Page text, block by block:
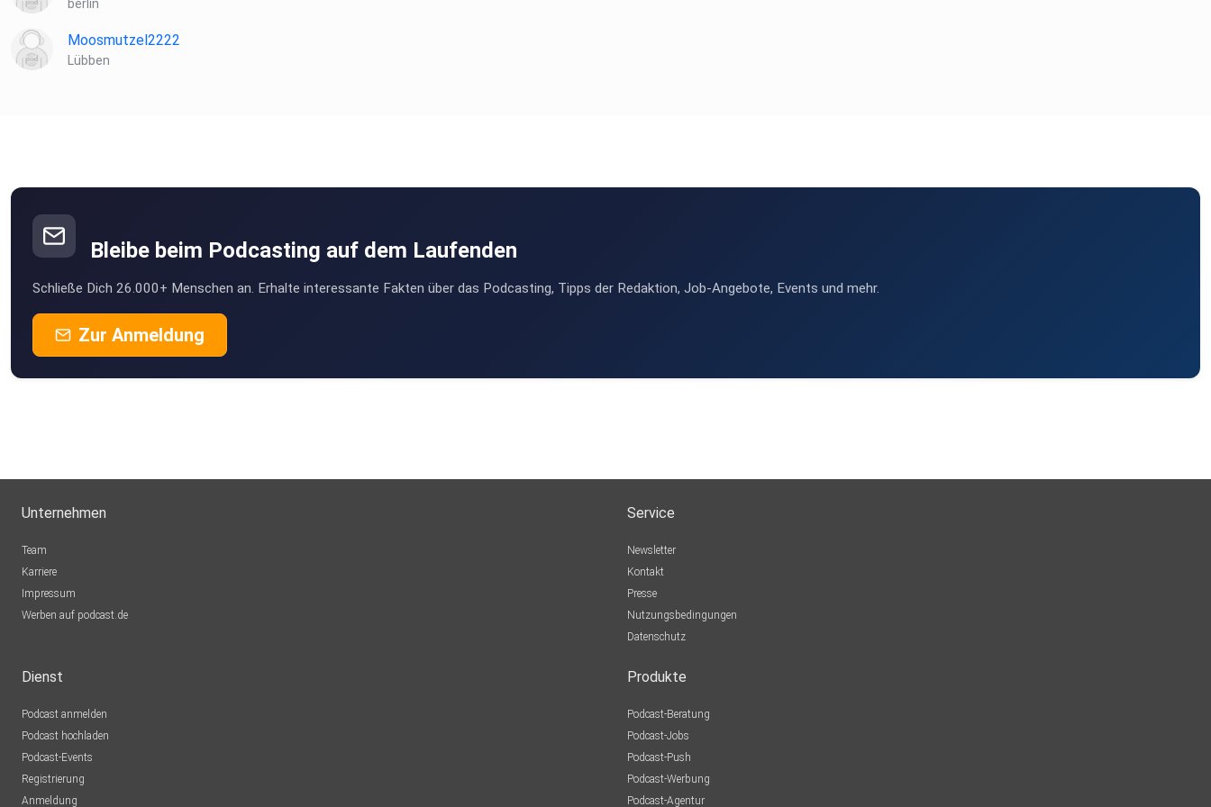
berlin
Moosmutzel2222
Lübben
Bleibe beim Podcasting auf dem Laufenden
Schließe Dich 26.000+ Menschen an. Erhalte interessante Fakten über das Podcasting, Tipps der Redaktion, Job-Angebote, Events und mehr.
Zur Anmeldung
Unternehmen
Team
Karriere
Impressum
Werben auf podcast.de
Service
Newsletter
Kontakt
Presse
Nutzungsbedingungen
Datenschutz
Dienst
Podcast anmelden
Podcast hochladen
Podcast-Events
Registrierung
Anmeldung
Produkte
Podcast-Beratung
Podcast-Jobs
Podcast-Push
Podcast-Werbung
Podcast-Agentur